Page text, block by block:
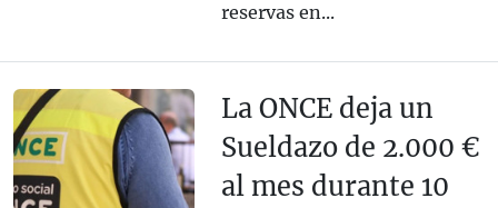
reservas en...
La ONCE deja un
Sueldazo de 2.000 €
al mes durante 10